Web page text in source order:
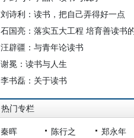
刘诗利：读书，把自己弄得好一点
汪辟疆：与青年论读书
谢冕：读书与人生
李书磊：关于读书
热门专栏
秦晖 陈行之
郑永年